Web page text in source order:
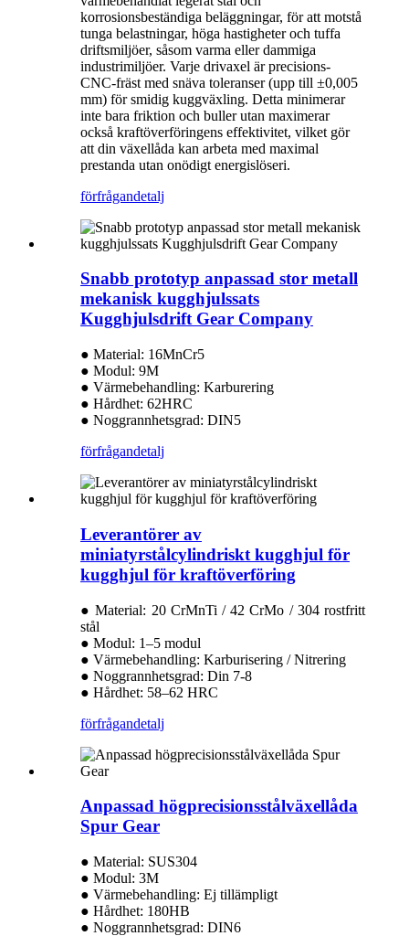
korrosionsbeständiga beläggningar, för att motstå
tunga belastningar, höga hastigheter och tuffa
driftsmiljöer, såsom varma eller dammiga
industrimiljöer. Varje drivaxel är precisions-
CNC-fräst med snäva toleranser (upp till ±0,005
mm) för smidig kuggväxling. Detta minimerar
inte bara friktion och buller utan maximerar
också kraftöverföringens effektivitet, vilket gör
att din växellåda kan arbeta med maximal
prestanda utan onödigt energislöseri.
förfrågandetalj
Snabb prototyp anpassad stor metall
mekanisk kugghjulssats
Kugghjulsdrift Gear Company
● Material: 16MnCr5
● Modul: 9M
● Värmebehandling: Karburering
● Hårdhet: 62HRC
● Noggrannhetsgrad: DIN5
förfrågandetalj
Leverantörer av
miniatyrstålcylindriskt kugghjul för
kugghjul för kraftöverföring
● Material: 20 CrMnTi / 42 CrMo / 304 rostfritt
stål
● Modul: 1–5 modul
● Värmebehandling: Karburisering / Nitrering
● Noggrannhetsgrad: Din 7-8
● Hårdhet: 58–62 HRC
förfrågandetalj
Anpassad högprecisionsstålväxellåda
Spur Gear
● Material: SUS304
● Modul: 3M
● Värmebehandling: Ej tillämpligt
● Hårdhet: 180HB
● Noggrannhetsgrad: DIN6